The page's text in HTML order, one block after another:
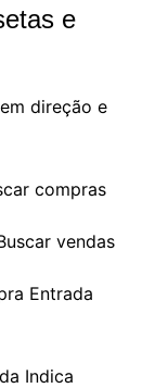
e
direção e
compras
vendas
Entrada
Indica